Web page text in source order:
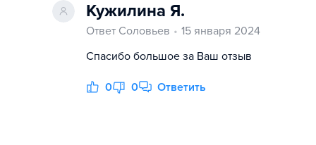
Кужилина Я.
Ответ Соловьев
15 января 2024
Спасибо большое за Ваш отзыв
0 0 Ответить